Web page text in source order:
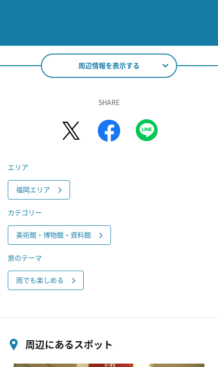
周辺情報を表示する
SHARE
エリア
福岡エリア
カテゴリー
美術館・博物館・資料館
旅のテーマ
雨でも楽しめる
周辺にあるスポット